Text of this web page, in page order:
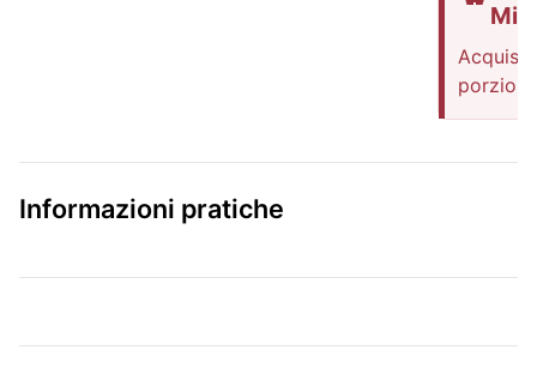
Informazioni pratiche